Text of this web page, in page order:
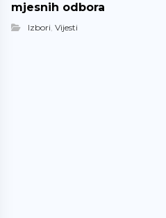
mjesnih odbora
Izbori, Vijesti